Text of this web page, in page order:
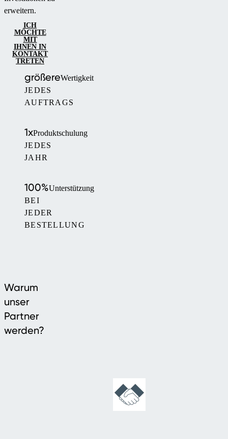
erweitern.
ICH
MÖCHTE
MIT
IHNEN IN
KONTAKT
TRETEN
JEDES
AUFTRAGS
größereWertigkeit
JEDES
JAHR
1xProduktschulung
BEI
JEDER
BESTELLUNG
100%Unterstützung
Warum
unser
Partner
werden?